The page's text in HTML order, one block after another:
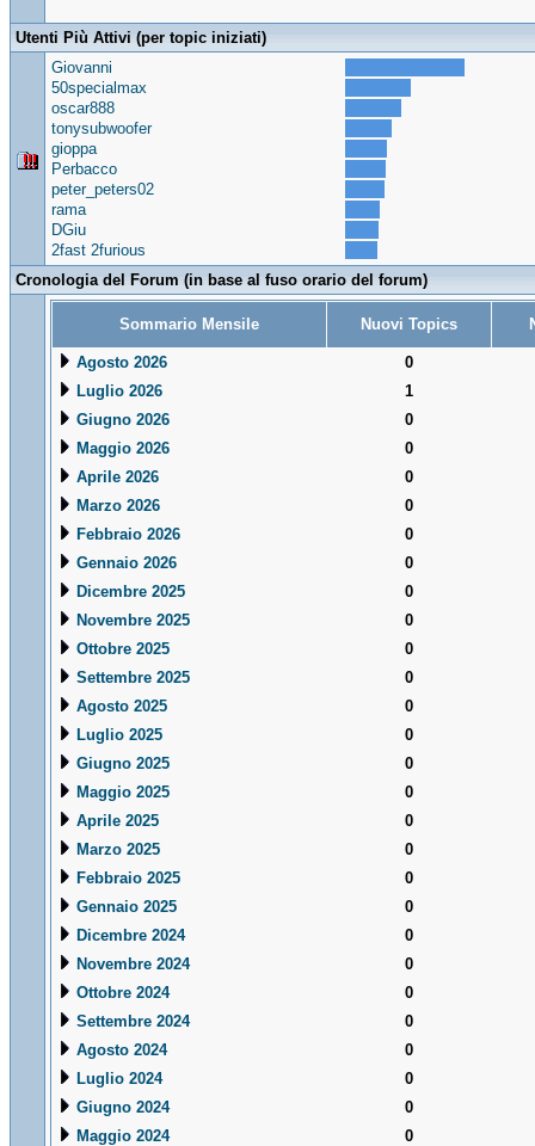
Utenti Più Attivi (per topic iniziati)
Giovanni
50specialmax
oscar888
tonysubwoofer
gioppa
Perbacco
peter_peters02
rama
DGiu
2fast 2furious
Cronologia del Forum (in base al fuso orario del forum)
Sommario Mensile Nuovi Topics
Agosto 2026
0
Luglio 2026
1
Giugno 2026
0
Maggio 2026
0
Aprile 2026
0
Marzo 2026
0
Febbraio 2026
0
Gennaio 2026
0
Dicembre 2025
0
Novembre 2025
0
Ottobre 2025
0
Settembre 2025
0
Agosto 2025
0
Luglio 2025
0
Giugno 2025
0
Maggio 2025
0
Aprile 2025
0
Marzo 2025
0
Febbraio 2025
0
Gennaio 2025
0
Dicembre 2024
0
Novembre 2024
0
Ottobre 2024
0
Settembre 2024
0
Agosto 2024
0
Luglio 2024
0
Giugno 2024
0
Maggio 2024
0